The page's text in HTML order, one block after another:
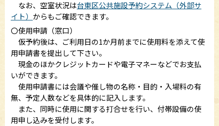
なお、空室状況は台東区公共施設予約システム（外部サ
イト） からもご確認できます。
〇使用申請（窓口）
仮予約後は、ご利用日の1か月前までに使用料を添えて使
用申請書を提出して下さい。
現金のほかクレジットカードや電子マネーなどでお支払
いができます。
使用申請書には会議や催し物の名称・目的・入場料の有
無、予定人数などを具体的に記入します。
また、同時に使用に関する打合せを行い、付帯設備の使
用申し込みを受付します。